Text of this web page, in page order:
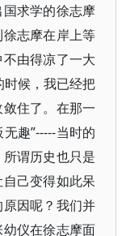
求学的徐志摩
志摩在岸上等
由得凉了一大
时候，我已经把
住了。在那一
趣”-----当时的
谓历史也只是
己变得如此呆
因呢？我们并
仪在徐志摩面